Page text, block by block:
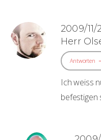
2009/11/
Herr
Antworten
Ich weiss
befestigen